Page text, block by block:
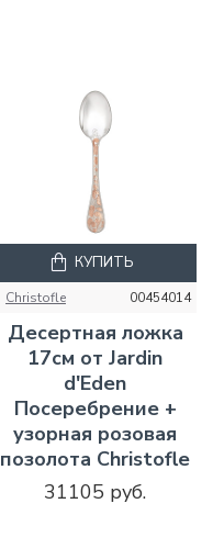
Christofle 00454014
Десертная ложка
17см от Jardin
d'Eden
Посеребрение +
узорная розовая
позолота Christofle
31105 руб.
КУПИТЬ